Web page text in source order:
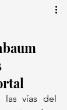
las vías del